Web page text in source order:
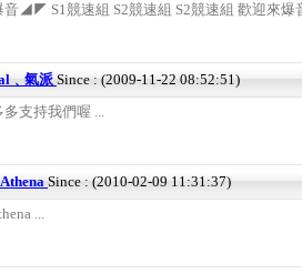
◢◤ S1競速組 S2競速組 S2競速組 歡迎來爆
氣派 Since : (2009-11-22 08:52:51)
多支持我們喔 ...
Since : (2010-02-09 11:31:37)
...